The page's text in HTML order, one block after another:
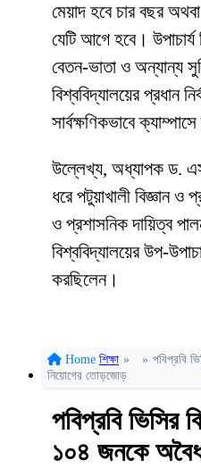
মেয়াদ হবে চার বছর
যেটি আগে হবে। উপাচার্য
বেতন-ভাতা ও অন্যান্য
বিশ্ববিদ্যালয়ের প্রধান
সার্বক্ষণিকভাবে
উল্লেখ্য, অধ্যাপক ড. এস
ধরে পটুয়াখালী বিজ্ঞান ও
ও প্রশাসনিক দায়িত্ব
বিশ্ববিদ্যালয়ের উপ-
করছিলেন।
Home শিক্ষা » » পবিপ্রবি
নিয়োগের তোড়জোড়
পবিপ্রবি ভিসির
১০৪ জনকে